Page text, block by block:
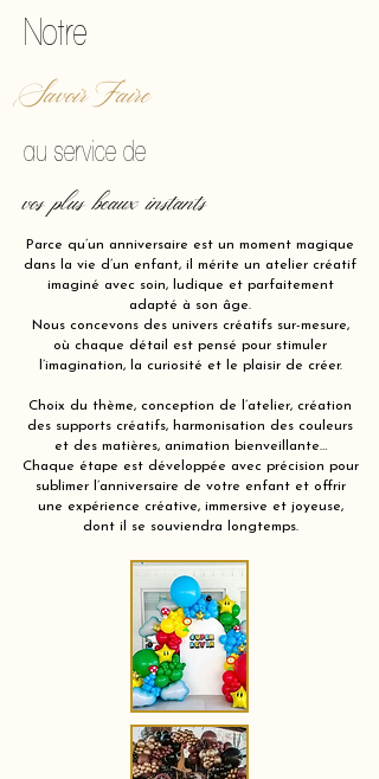
Notre
Savoir Faire
au service de
vos plus beaux instants
Parce qu’un anniversaire est un moment magique
dans la vie d’un enfant, il mérite un atelier créatif
imaginé avec soin, ludique et parfaitement
adapté à son âge.
Nous concevons des univers créatifs sur-mesure,
où chaque détail est pensé pour stimuler
l’imagination, la curiosité et le plaisir de créer.
Choix du thème, conception de l’atelier, création
des supports créatifs, harmonisation des couleurs
et des matières, animation bienveillante…
Chaque étape est développée avec précision pour
sublimer l’anniversaire de votre enfant et offrir
une expérience créative, immersive et joyeuse,
dont il se souviendra longtemps.